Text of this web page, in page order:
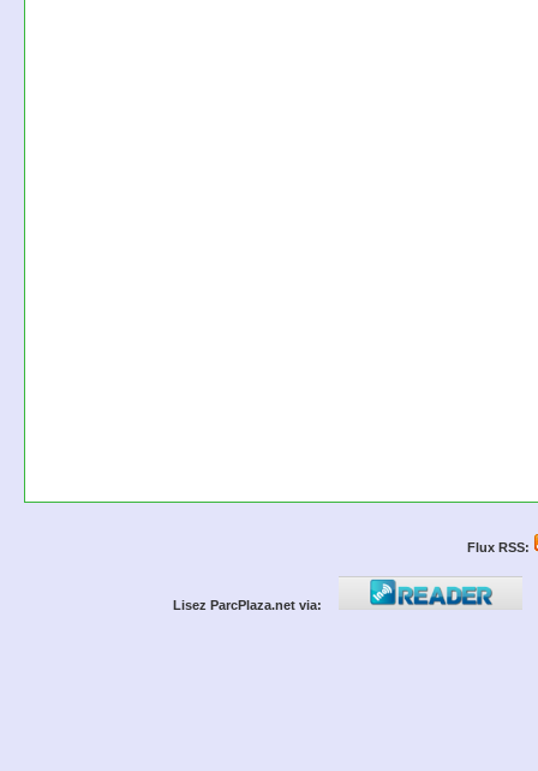
Flux RSS:
Lisez ParcPlaza.net via: